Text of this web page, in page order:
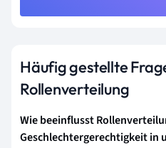
Häufig gestellte
Rollenverteilung
Wie beeinflusst
Geschlechtergerechtigkeit in